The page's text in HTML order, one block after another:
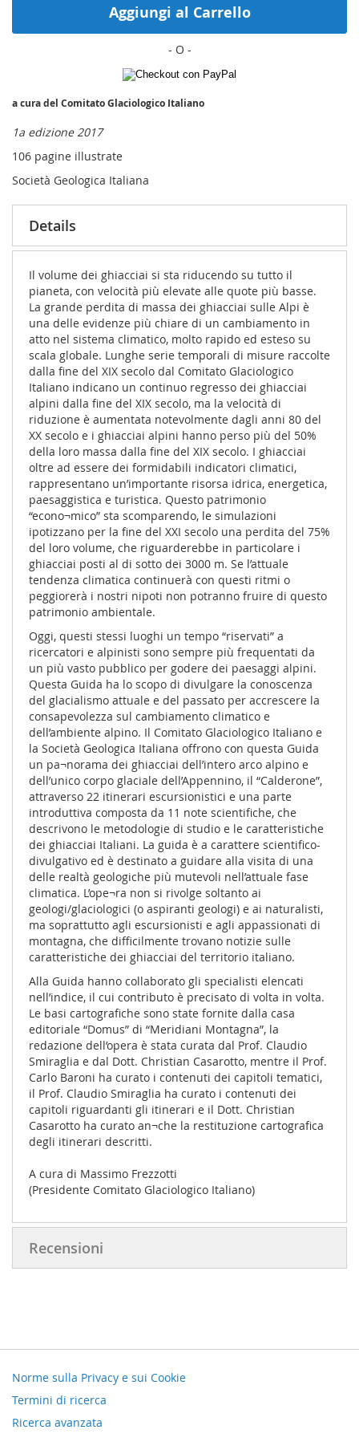
Aggiungi al Carrello
a cura del Comitato Glaciologico Italiano
1a edizione 2017
106 pagine illustrate
Società Geologica Italiana
Details
Il volume dei ghiacciai si sta riducendo su tutto il
pianeta, con velocità più elevate alle quote più basse.
La grande perdita di massa dei ghiacciai sulle Alpi è
una delle evidenze più chiare di un cambiamento in
atto nel sistema climatico, molto rapido ed esteso su
scala globale. Lunghe serie temporali di misure raccolte
dalla fine del XIX secolo dal Comitato Glaciologico
Italiano indicano un continuo regresso dei ghiacciai
alpini dalla fine del XIX secolo, ma la velocità di
riduzione è aumentata notevolmente dagli anni 80 del
XX secolo e i ghiacciai alpini hanno perso più del 50%
della loro massa dalla fine del XIX secolo. I ghiacciai
oltre ad essere dei formidabili indicatori climatici,
rappresentano un’importante risorsa idrica, energetica,
paesaggistica e turistica. Questo patrimonio
“econo¬mico” sta scomparendo, le simulazioni
ipotizzano per la fine del XXI secolo una perdita del 75%
del loro volume, che riguarderebbe in particolare i
ghiacciai posti al di sotto dei 3000 m. Se l’attuale
tendenza climatica continuerà con questi ritmi o
peggiorerà i nostri nipoti non potranno fruire di questo
patrimonio ambientale.
Oggi, questi stessi luoghi un tempo “riservati” a
ricercatori e alpinisti sono sempre più frequentati da
un più vasto pubblico per godere dei paesaggi alpini.
Questa Guida ha lo scopo di divulgare la conoscenza
del glacialismo attuale e del passato per accrescere la
consapevolezza sul cambiamento climatico e
dell’ambiente alpino. Il Comitato Glaciologico Italiano e
la Società Geologica Italiana offrono con questa Guida
un pa¬norama dei ghiacciai dell’intero arco alpino e
dell’unico corpo glaciale dell’Appennino, il “Calderone”,
attraverso 22 itinerari escursionistici e una parte
introduttiva composta da 11 note scientifiche, che
descrivono le metodologie di studio e le caratteristiche
dei ghiacciai Italiani. La guida è a carattere scientifico-
divulgativo ed è destinato a guidare alla visita di una
delle realtà geologiche più mutevoli nell’attuale fase
climatica. L’ope¬ra non si rivolge soltanto ai
geologi/glaciologici (o aspiranti geologi) e ai naturalisti,
ma soprattutto agli escursionisti e agli appassionati di
montagna, che difficilmente trovano notizie sulle
caratteristiche dei ghiacciai del territorio italiano.
Alla Guida hanno collaborato gli specialisti elencati
nell’indice, il cui contributo è precisato di volta in volta.
Le basi cartografiche sono state fornite dalla casa
editoriale “Domus” di “Meridiani Montagna”, la
redazione dell’opera è stata curata dal Prof. Claudio
Smiraglia e dal Dott. Christian Casarotto, mentre il Prof.
Carlo Baroni ha curato i contenuti dei capitoli tematici,
il Prof. Claudio Smiraglia ha curato i contenuti dei
capitoli riguardanti gli itinerari e il Dott. Christian
Casarotto ha curato an¬che la restituzione cartografica
degli itinerari descritti.
A cura di Massimo Frezzotti
(Presidente Comitato Glaciologico Italiano)
Recensioni
Norme sulla Privacy e sui Cookie
Termini di ricerca
Ricerca avanzata